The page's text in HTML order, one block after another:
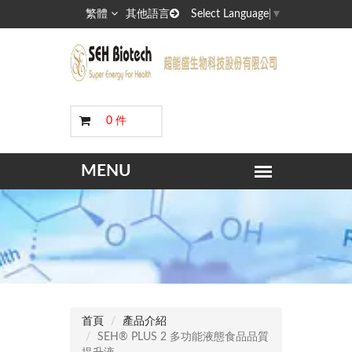
其他語言 Select Language ▼
繁體
0 件
首頁
產品介紹
SEH® PLUS 2 多功能液態食品品質